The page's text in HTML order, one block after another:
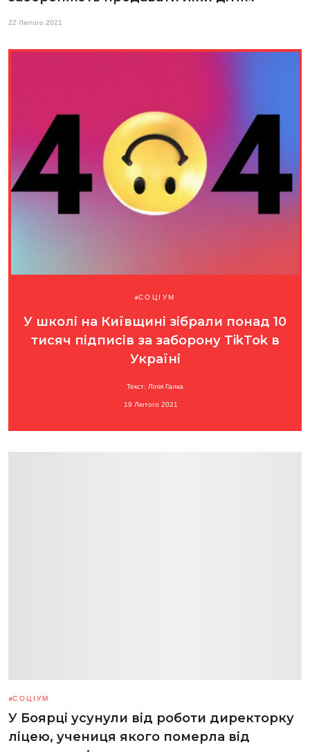
22 Лютого 2021
СОЦІУМ
У школі на Київщині зібрали понад 10
тисяч підписів за заборону TikTok в
Україні
Текст: Лілія Галка
19 Лютого 2021
СОЦІУМ
У Боярці усунули від роботи директорку
ліцею, учениця якого померла від